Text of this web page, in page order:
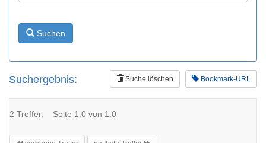
Suchen
Suche löschen Bookmark-URL
Suchergebnis:
2 Treffer, Seite 1.0 von 1.0